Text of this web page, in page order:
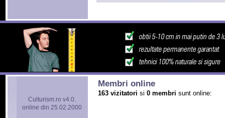
Culturism.ro v4.0.
online din 25.02.2000
Membri online
163 vizitatori si 0 membri sunt online: